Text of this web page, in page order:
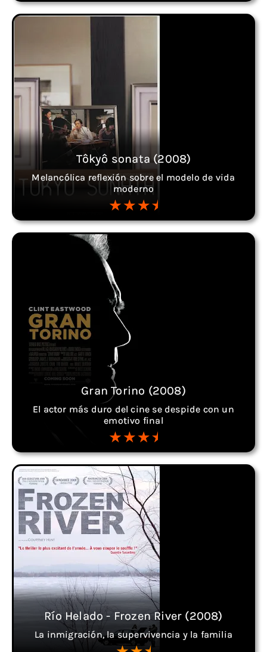
Tôkyô sonata (2008)
Melancólica reflexión sobre el modelo de vida
moderno
Gran Torino (2008)
El actor más duro del cine se despide con un
emotivo final
Río Helado - Frozen River (2008)
La inmigración, la supervivencia y la familia